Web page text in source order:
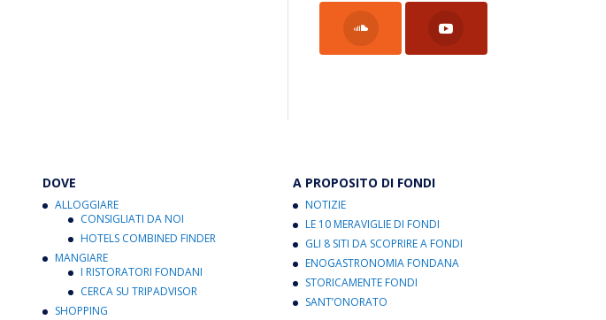
DOVE
ALLOGGIARE
CONSIGLIATI DA NOI
HOTELS COMBINED FINDER
MANGIARE
I RISTORATORI FONDANI
CERCA SU TRIPADVISOR
SHOPPING
A PROPOSITO DI FONDI
NOTIZIE
LE 10 MERAVIGLIE DI FONDI
GLI 8 SITI DA SCOPRIRE A FONDI
ENOGASTRONOMIA FONDANA
STORICAMENTE FONDI
SANT’ONORATO